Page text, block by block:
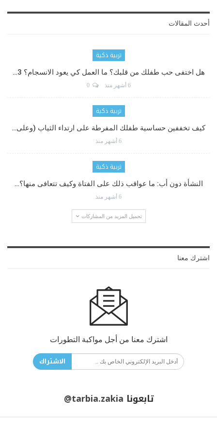
أحدث المقالات
تربية ذكية
هل اختفى حب طفلك من قلبك؟ ما العمل كي يعود الانسجام؟ 3…
6 أشهر منذ 0
تربية ذكية
كيف تخففين حساسية طفلك المفرطة على ارتداء الثياب (وعلى…
6 أشهر منذ
تربية ذكية
النشأة دون أب: ما عواقب ذلك على الفتاة وكيف تتعافى منها؟…
6 أشهر منذ
تحميل المزيد من المشاركات
اشترك معنا
اشترك معنا من أجل مواكبة التطورات
الاشتراك
تابعونا @tarbia.zakia